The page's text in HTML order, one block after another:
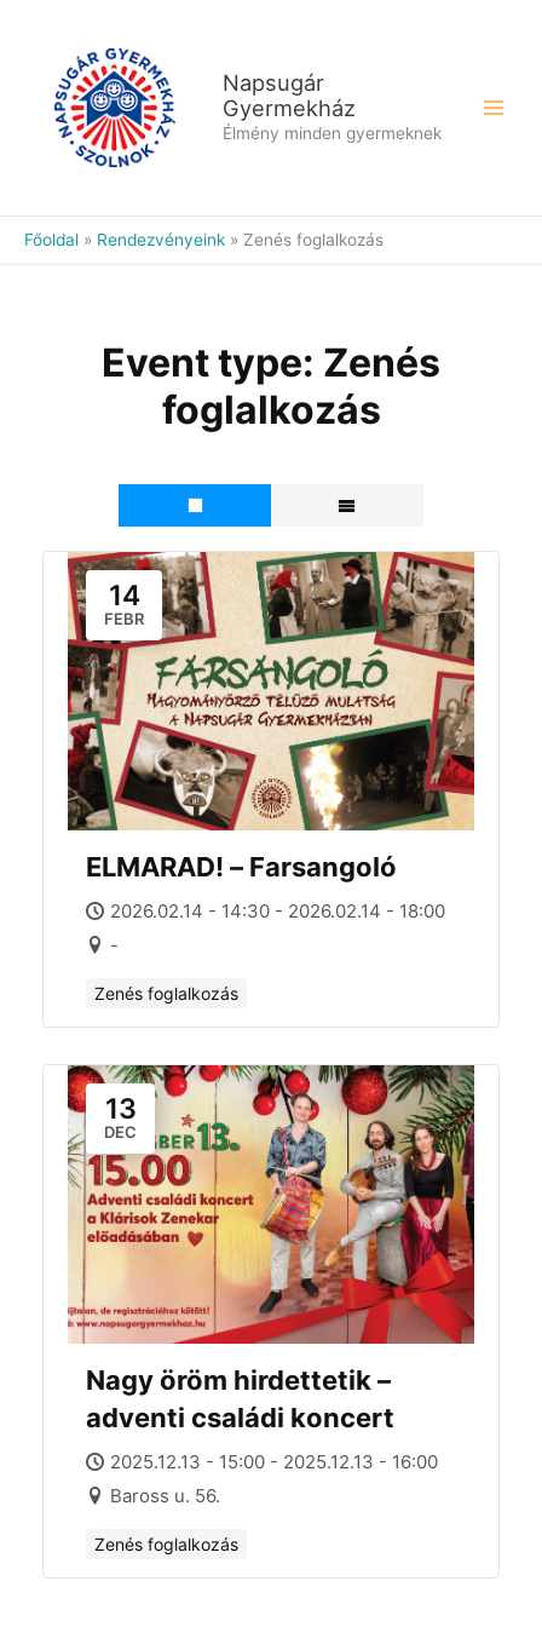
Napsugár
Gyermekház
Élmény minden gyermeknek
Főoldal Rendezvényeink Zenés foglalkozás
Event type: Zenés
foglalkozás
14
FEBR
ELMARAD! – Farsangoló
2026.02.14 - 14:30 - 2026.02.14 - 18:00
-
Zenés foglalkozás
13
DEC
Nagy öröm hirdettetik –
adventi családi koncert
2025.12.13 - 15:00 - 2025.12.13 - 16:00
Baross u. 56.
Zenés foglalkozás